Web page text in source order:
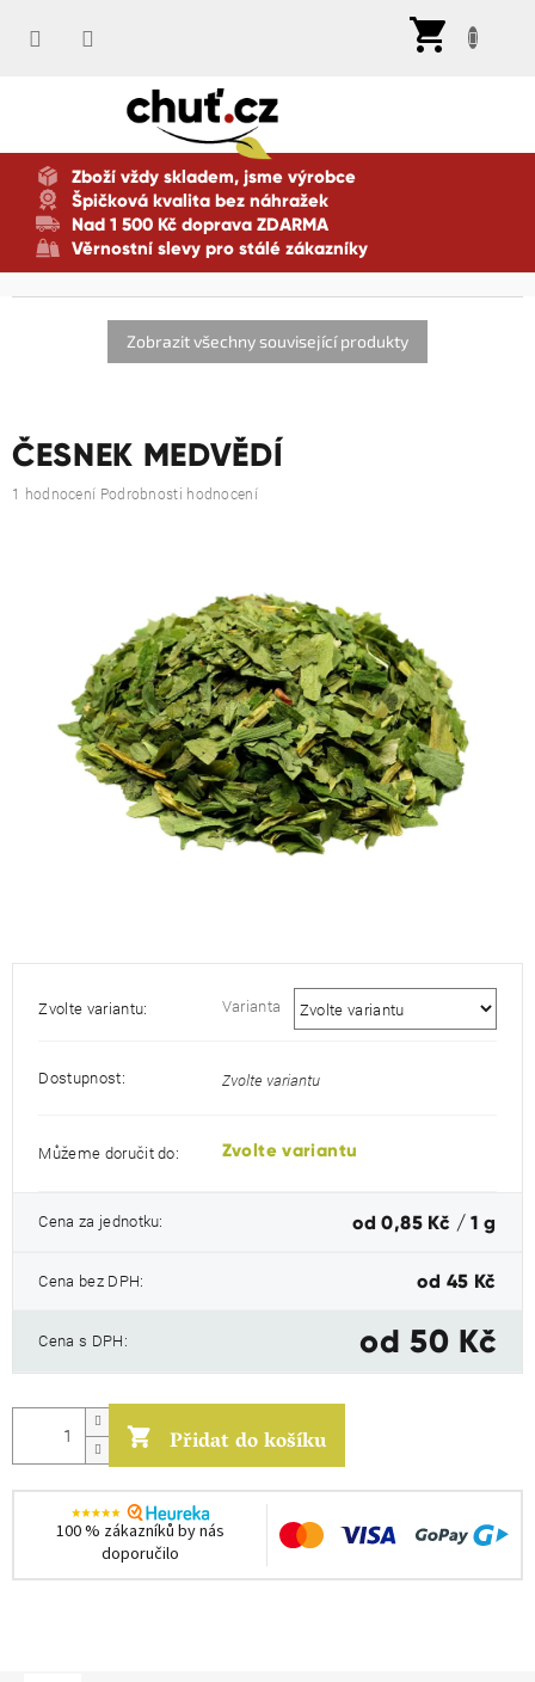
Zboží vždy skladem, jsme výrobce
Špičková kvalita bez náhražek
Nad 1 500 Kč doprava ZDARMA
Věrnostní slevy pro stálé zákazníky
ČESNEK MEDVĚDÍ
Průměrné
1 hodnocení Podrobnosti hodnocení
Zvolte variantu: Varianta
Dostupnost: Zvolte variantu
Můžeme doručit do: Zvolte variantu
Cena za jednotku:
Měrná
od 0,85 Kč / 1 g
Cena bez DPH: od 45 Kč
Cena s DPH: od50 Kč
Přidat do košíku
100 % zákazníků by nás
doporučilo
Zobrazit všechny související produkty